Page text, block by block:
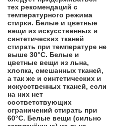
тех рекомендаций с
температурного режима
стирки. Белые и цветные
вещи из искусственных и
синтетических тканей
стирать при температуре не
выше 30°С. Белые и
цветные вещи из льна,
хлопка, смешанных тканей,
а так же и синтетических и
искусственных тканей, если
на них нет
соответствующих
ограничений стирать при
60°С. Белые вещи (сильно